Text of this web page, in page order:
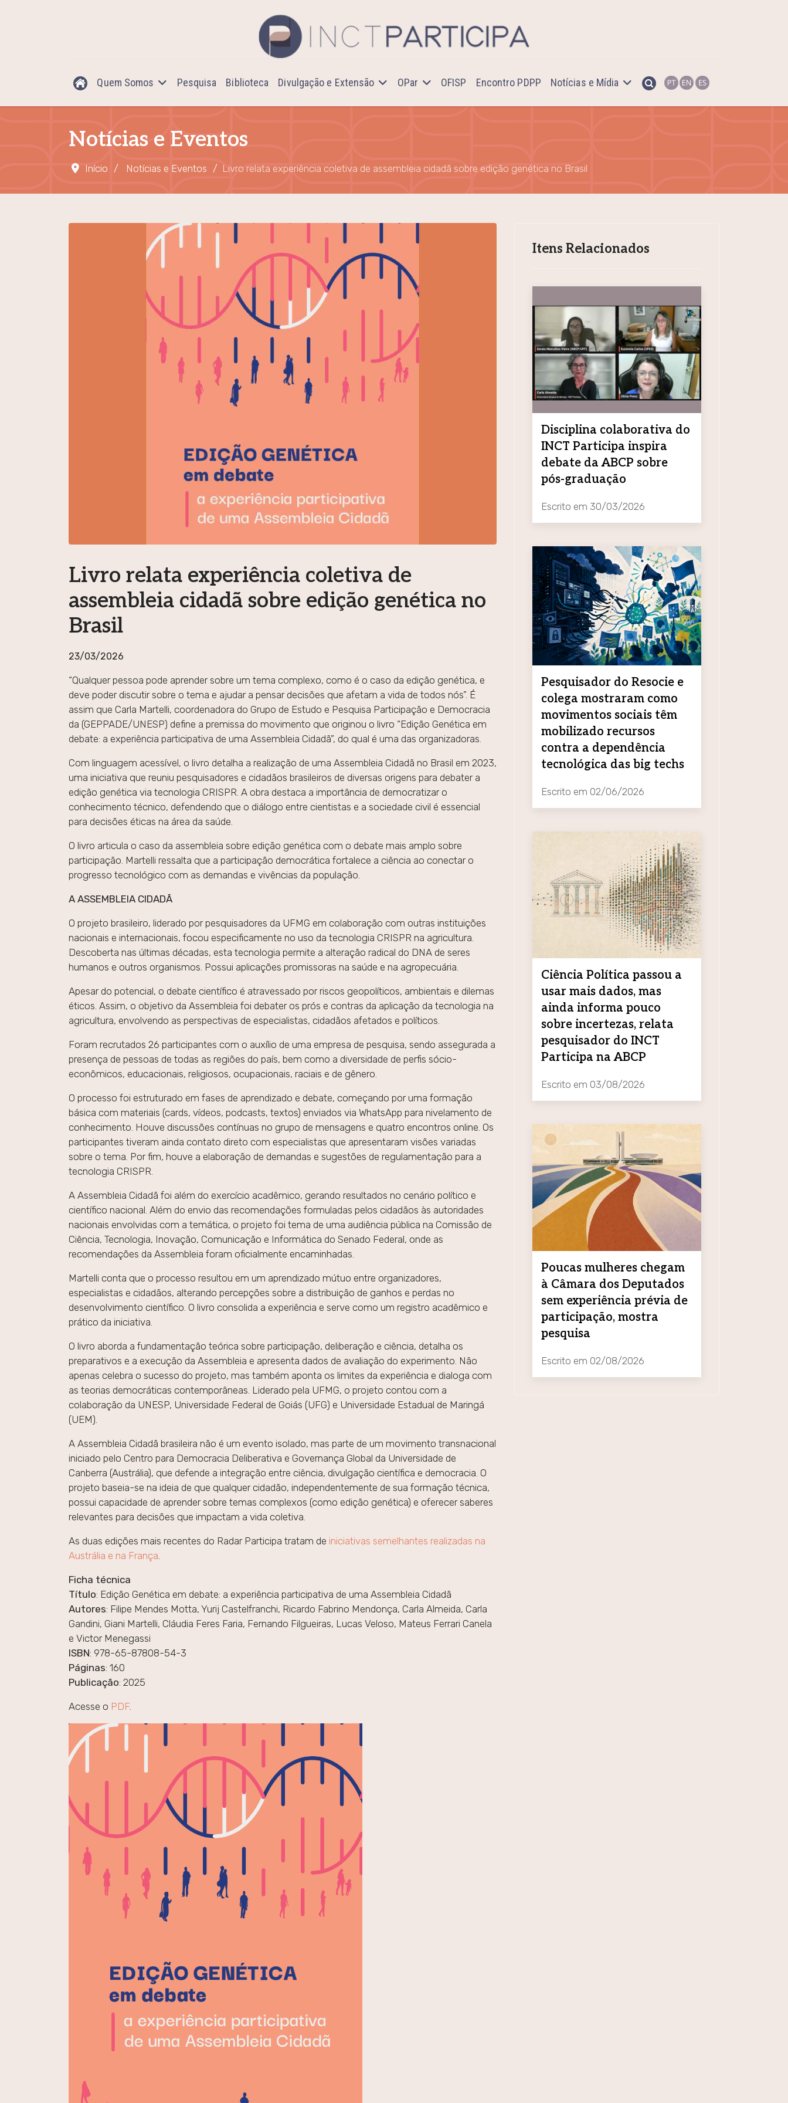
Quem Somos Pesquisa Biblioteca Divulgação e Extensão OPar OFISP Encontro PDPP Notícias e Mídia
Notícias e Eventos
Início Notícias e Eventos Livro relata experiência coletiva de assembleia cidadã sobre edição genética no Brasil
Livro relata experiência coletiva de
assembleia cidadã sobre edição genética no
Brasil
23/03/2026
“Qualquer pessoa pode aprender sobre um tema complexo, como é o caso da edição genética, e
deve poder discutir sobre o tema e ajudar a pensar decisões que afetam a vida de todos nós”. É
assim que Carla Martelli, coordenadora do Grupo de Estudo e Pesquisa Participação e Democracia
da (GEPPADE/UNESP) define a premissa do movimento que originou o livro “Edição Genética em
debate: a experiência participativa de uma Assembleia Cidadã”, do qual é uma das organizadoras.
Com linguagem acessível, o livro detalha a realização de uma Assembleia Cidadã no Brasil em 2023,
uma iniciativa que reuniu pesquisadores e cidadãos brasileiros de diversas origens para debater a
edição genética via tecnologia CRISPR. A obra destaca a importância de democratizar o
conhecimento técnico, defendendo que o diálogo entre cientistas e a sociedade civil é essencial
para decisões éticas na área da saúde.
O livro articula o caso da assembleia sobre edição genética com o debate mais amplo sobre
participação. Martelli ressalta que a participação democrática fortalece a ciência ao conectar o
progresso tecnológico com as demandas e vivências da população.
A ASSEMBLEIA CIDADÃ
O projeto brasileiro, liderado por pesquisadores da UFMG em colaboração com outras instituições
nacionais e internacionais, focou especificamente no uso da tecnologia CRISPR na agricultura.
Descoberta nas últimas décadas, esta tecnologia permite a alteração radical do DNA de seres
humanos e outros organismos. Possui aplicações promissoras na saúde e na agropecuária.
Apesar do potencial, o debate científico é atravessado por riscos geopolíticos, ambientais e dilemas
éticos. Assim, o objetivo da Assembleia foi debater os prós e contras da aplicação da tecnologia na
agricultura, envolvendo as perspectivas de especialistas, cidadãos afetados e políticos.
Foram recrutados 26 participantes com o auxílio de uma empresa de pesquisa, sendo assegurada a
presença de pessoas de todas as regiões do país, bem como a diversidade de perfis sócio-
econômicos, educacionais, religiosos, ocupacionais, raciais e de gênero.
O processo foi estruturado em fases de aprendizado e debate, começando por uma formação
básica com materiais (cards, vídeos, podcasts, textos) enviados via WhatsApp para nivelamento de
conhecimento. Houve discussões contínuas no grupo de mensagens e quatro encontros online. Os
participantes tiveram ainda contato direto com especialistas que apresentaram visões variadas
sobre o tema. Por fim, houve a elaboração de demandas e sugestões de regulamentação para a
tecnologia CRISPR.
A Assembleia Cidadã foi além do exercício acadêmico, gerando resultados no cenário político e
científico nacional. Além do envio das recomendações formuladas pelos cidadãos às autoridades
nacionais envolvidas com a temática, o projeto foi tema de uma audiência pública na Comissão de
Ciência, Tecnologia, Inovação, Comunicação e Informática do Senado Federal, onde as
recomendações da Assembleia foram oficialmente encaminhadas.
Martelli conta que o processo resultou em um aprendizado mútuo entre organizadores,
especialistas e cidadãos, alterando percepções sobre a distribuição de ganhos e perdas no
desenvolvimento científico. O livro consolida a experiência e serve como um registro acadêmico e
prático da iniciativa.
O livro aborda a fundamentação teórica sobre participação, deliberação e ciência, detalha os
preparativos e a execução da Assembleia e apresenta dados de avaliação do experimento. Não
apenas celebra o sucesso do projeto, mas também aponta os limites da experiência e dialoga com
as teorias democráticas contemporâneas. Liderado pela UFMG, o projeto contou com a
colaboração da UNESP, Universidade Federal de Goiás (UFG) e Universidade Estadual de Maringá
(UEM).
A Assembleia Cidadã brasileira não é um evento isolado, mas parte de um movimento transnacional
iniciado pelo Centro para Democracia Deliberativa e Governança Global da Universidade de
Canberra (Austrália), que defende a integração entre ciência, divulgação científica e democracia. O
projeto baseia-se na ideia de que qualquer cidadão, independentemente de sua formação técnica,
possui capacidade de aprender sobre temas complexos (como edição genética) e oferecer saberes
relevantes para decisões que impactam a vida coletiva.
As duas edições mais recentes do Radar Participa tratam de iniciativas semelhantes realizadas na
Austrália e na França
Ficha técnica
Título: Edição Genética em debate: a experiência participativa de uma Assembleia Cidadã
Autores: Filipe Mendes Motta, Yurij Castelfranchi, Ricardo Fabrino Mendonça, Carla Almeida, Carla
Gandini, Giani Martelli, Cláudia Feres Faria, Fernando Filgueiras, Lucas Veloso, Mateus Ferrari Canela
e Victor Menegassi
ISBN: 978-65-87808-54-3
Páginas: 160
Publicação: 2025
Acesse o PDF
Itens Relacionados
Disciplina colaborativa do
INCT Participa inspira
debate da ABCP sobre
pós-graduação
Escrito em 30/03/2026
Pesquisador do Resocie e
colega mostraram como
movimentos sociais têm
mobilizado recursos
contra a dependência
tecnológica das big techs
Escrito em 02/06/2026
Ciência Política passou a
usar mais dados, mas
ainda informa pouco
sobre incertezas, relata
pesquisador do INCT
Participa na ABCP
Escrito em 03/08/2026
Poucas mulheres chegam
à Câmara dos Deputados
sem experiência prévia de
participação, mostra
pesquisa
Escrito em 02/08/2026